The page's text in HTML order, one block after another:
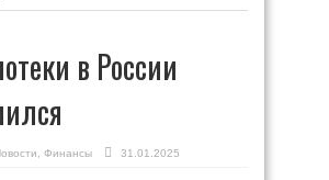
в России
Финансы 31.01.2025